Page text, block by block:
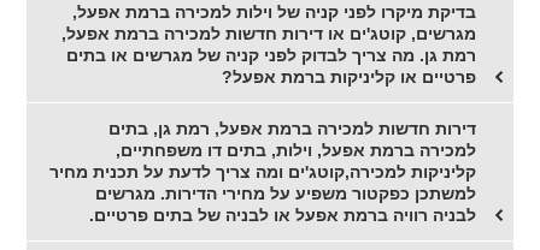
בדיקת מיקרו לפני קניה של וילות למכירה ברמת אפעל,
מגרשים, קוטג'ים או דירות חדשות למכירה ברמת אפעל,
רמת גן. מה צריך לבדוק לפני קניה של מגרשים או בתים
פרטיים או קליניקות ברמת אפעל?
דירות חדשות למכירה ברמת אפעל, רמת גן, בתים
למכירה ברמת אפעל, וילות, בתים דו משפחתיים,
קליניקות למכירה,קוטג'ים ומה צריך לדעת על תכנית מחיר
למשתכן כפקטור משפיע על מחירי הדירות. מגרשים
לבניה רוויה ברמת אפעל או לבניה של בתים פרטיים.